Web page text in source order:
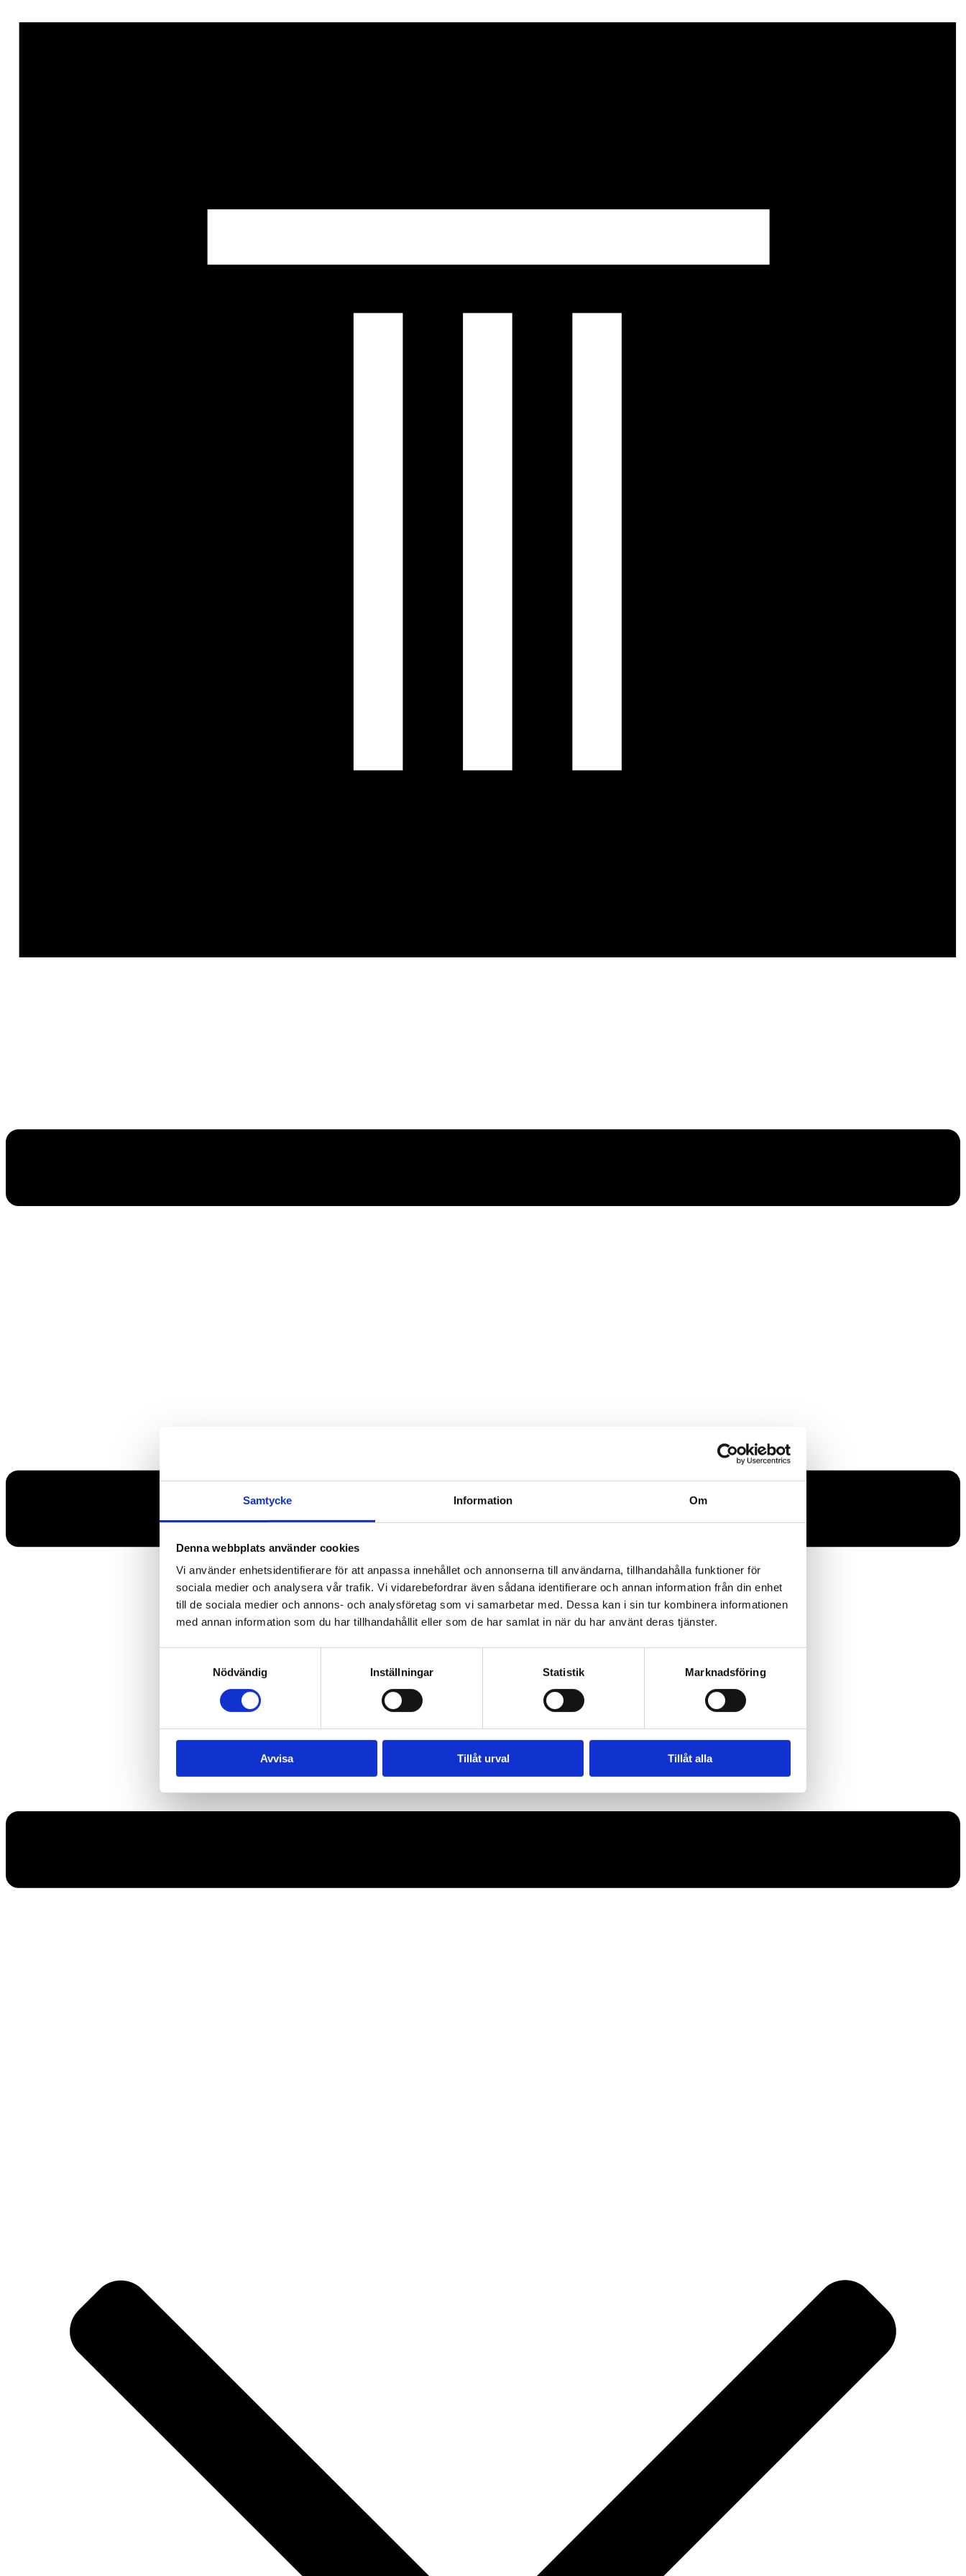
Samtycke Information Om
Denna webbplats använder cookies
Vi använder enhetsidentifierare för att anpassa innehållet och annonserna till användarna, tillhandahålla funktioner för
sociala medier och analysera vår trafik. Vi vidarebefordrar även sådana identifierare och annan information från din enhet
till de sociala medier och annons- och analysföretag som vi samarbetar med. Dessa kan i sin tur kombinera informationen
med annan information som du har tillhandahållit eller som de har samlat in när du har använt deras tjänster.
Nödvändig
Inställningar Statistik Marknadsföring
Avvisa Tillåt urval Tillåt alla